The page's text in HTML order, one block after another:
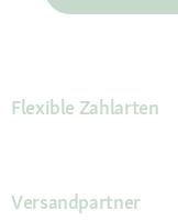
Flexible Zahlarten
Versandpartner